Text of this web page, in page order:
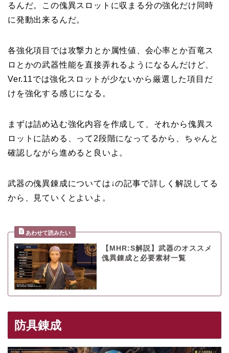
るんだ。この傀異スロットに収まる分の強化だけ同時
に発動出来るんだ。
各強化項目では攻撃力とか属性値、会心率とか百竜ス
ロとかの武器性能を直接弄れるようになるんだけど、
Ver.11では強化スロットが少ないから厳選した項目だ
けを強化する感じになる。
まずは詰め込む強化内容を作成して、それから傀異ス
ロットに詰める、って2段階になってるから、ちゃんと
確認しながら進めると良いよ。
武器の傀異錬成については↓の記事で詳しく解説してる
から、見ていくとよいよ。
【MHR:S解説】武器のオススメ
傀異錬成と必要素材一覧
防具錬成